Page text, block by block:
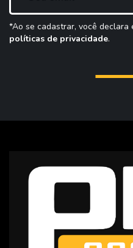
*Ao se cadastrar, você declara
políticas de privacidade.